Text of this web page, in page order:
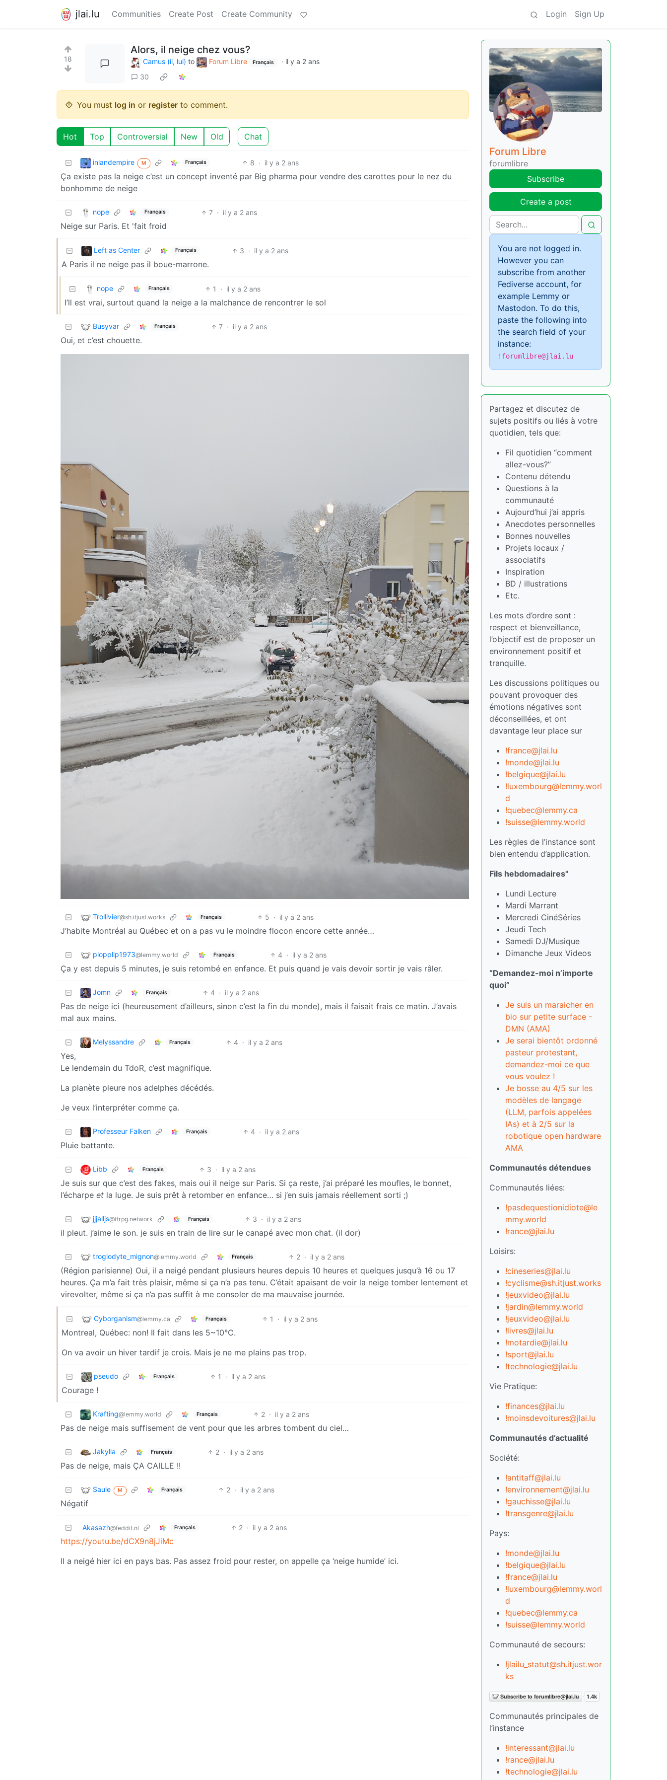
jlai.lu Communities Create Post Create Community Login Sign Up
18
Alors, il neige chez vous?
Camus (il, lui) to Forum Libre Français · il y a 2 ans
30
You must log in or register to comment.
Hot Top Controversial New Old Chat
inlandempire M Français 8 · il y a 2 ans
Ça existe pas la neige c’est un concept inventé par Big pharma pour vendre des carottes pour le nez du
bonhomme de neige
nope Français 7 · il y a 2 ans
Neige sur Paris. Et 'fait froid
Left as Center Français 3 · il y a 2 ans
A Paris il ne neige pas il boue-marrone.
nope Français 1 · il y a 2 ans
I’ll est vrai, surtout quand la neige a la malchance de rencontrer le sol
Busyvar Français 7 · il y a 2 ans
Oui, et c’est chouette.
Trollivier@sh.itjust.works Français 5 · il y a 2 ans
J’habite Montréal au Québec et on a pas vu le moindre flocon encore cette année…
plopplip1973@lemmy.world Français 4 · il y a 2 ans
Ça y est depuis 5 minutes, je suis retombé en enfance. Et puis quand je vais devoir sortir je vais râler.
Jomn Français 4 · il y a 2 ans
Pas de neige ici (heureusement d’ailleurs, sinon c’est la fin du monde), mais il faisait frais ce matin. J’avais
mal aux mains.
Melyssandre Français 4 · il y a 2 ans
Yes,
Le lendemain du TdoR, c’est magnifique.
La planète pleure nos adelphes décédés.
Je veux l’interpréter comme ça.
Professeur Falken Français 4 · il y a 2 ans
Pluie battante.
Libb Français 3 · il y a 2 ans
Je suis sur que c’est des fakes, mais oui il neige sur Paris. Si ça reste, j’ai préparé les moufles, le bonnet,
l’écharpe et la luge. Je suis prêt à retomber en enfance… si j’en suis jamais réellement sorti ;)
jjjalljs@ttrpg.network Français 3 · il y a 2 ans
il pleut. j’aime le son. je suis en train de lire sur le canapé avec mon chat. (il dor)
troglodyte_mignon@lemmy.world Français 2 · il y a 2 ans
(Région parisienne) Oui, il a neigé pendant plusieurs heures depuis 10 heures et quelques jusqu’à 16 ou 17
heures. Ça m’a fait très plaisir, même si ça n’a pas tenu. C’était apaisant de voir la neige tomber lentement et
virevolter, même si ça n’a pas suffit à me consoler de ma mauvaise journée.
Cyborganism@lemmy.ca Français 1 · il y a 2 ans
Montreal, Québec: non! Il fait dans les 5~10°C.
On va avoir un hiver tardif je crois. Mais je ne me plains pas trop.
pseudo Français 1 · il y a 2 ans
Courage !
Krafting@lemmy.world Français 2 · il y a 2 ans
Pas de neige mais suffisement de vent pour que les arbres tombent du ciel…
Jakylla Français 2 · il y a 2 ans
Pas de neige, mais ÇA CAILLE !!
Saule M Français 2 · il y a 2 ans
Négatif
Akasazh@feddit.nl Français 2 · il y a 2 ans
https://youtu.be/dCX9n8jJiMc
Il a neigé hier ici en pays bas. Pas assez froid pour rester, on appelle ça ‘neige humide’ ici.
Forum Libre
forumlibre
Subscribe
Create a post
You are not logged in.
However you can
subscribe from another
Fediverse account, for
example Lemmy or
Mastodon. To do this,
paste the following into
the search field of your
instance:
!forumlibre@jlai.lu
Partagez et discutez de
sujets positifs ou liés à votre
quotidien, tels que:
Fil quotidien “comment
allez-vous?”
Contenu détendu
Questions à la
communauté
Aujourd’hui j’ai appris
Anecdotes personnelles
Bonnes nouvelles
Projets locaux /
associatifs
Inspiration
BD / illustrations
Etc.
Les mots d’ordre sont :
respect et bienveillance,
l’objectif est de proposer un
environnement positif et
tranquille.
Les discussions politiques ou
pouvant provoquer des
émotions négatives sont
déconseillées, et ont
davantage leur place sur
!france@jlai.lu
!monde@jlai.lu
!belgique@jlai.lu
!luxembourg@lemmy.worl
d
!quebec@lemmy.ca
!suisse@lemmy.world
Les règles de l’instance sont
bien entendu d’application.
Fils hebdomadaires"
Lundi Lecture
Mardi Marrant
Mercredi CinéSéries
Jeudi Tech
Samedi DJ/Musique
Dimanche Jeux Videos
“Demandez-moi n’importe
quoi”
Je suis un maraicher en
bio sur petite surface -
DMN (AMA)
Je serai bientôt ordonné
pasteur protestant,
demandez-moi ce que
vous voulez !
Je bosse au 4/5 sur les
modèles de langage
(LLM, parfois appelées
IAs) et à 2/5 sur la
robotique open hardware
AMA
Communautés détendues
Communautés liées:
!pasdequestionidiote@le
mmy.world
!rance@jlai.lu
Loisirs:
!cineseries@jlai.lu
!cyclisme@sh.itjust.works
!jeuxvideo@jlai.lu
!jardin@lemmy.world
!jeuxvideo@jlai.lu
!livres@jlai.lu
!motardie@jlai.lu
!sport@jlai.lu
!technologie@jlai.lu
Vie Pratique:
!finances@jlai.lu
!moinsdevoitures@jlai.lu
Communautés d’actualité
Société:
!antitaff@jlai.lu
!environnement@jlai.lu
!gauchisse@jlai.lu
!transgenre@jlai.lu
Pays:
!monde@jlai.lu
!belgique@jlai.lu
!france@jlai.lu
!luxembourg@lemmy.worl
d
!quebec@lemmy.ca
!suisse@lemmy.world
Communauté de secours:
!jlailu_statut@sh.itjust.wor
ks
Communautés principales de
l’instance
!interessant@jlai.lu
!rance@jlai.lu
!technologie@jlai.lu